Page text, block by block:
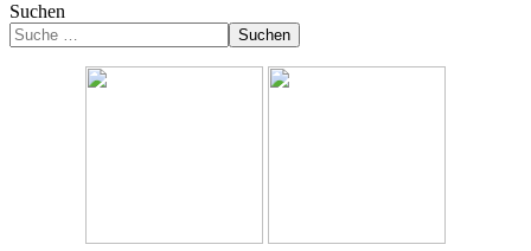
Suchen
Suchen